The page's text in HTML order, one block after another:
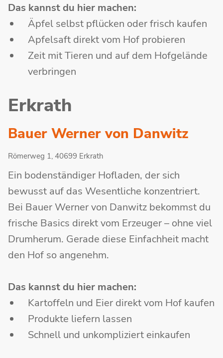
Das kannstdu hier machen:
Äpfel selbst pflücken oder frisch kaufen
Apfelsaft direkt vom Hof probieren
Zeit mit Tieren und auf dem Hofgelände
verbringen
Erkrath
Bauer Werner von Danwitz
Römerweg 1, 40699 Erkrath
Ein bodenständiger Hofladen, der sich
bewusst auf das Wesentliche konzentriert.
Bei Bauer Werner von Danwitz bekommst du
frische Basics direkt vom Erzeuger – ohne viel
Drumherum. Gerade diese Einfachheit macht
den Hof so angenehm.
Das kannst du hier machen:
Kartoffeln und Eier direkt vom Hof kaufen
Produkte liefern lassen
Schnell und unkompliziert einkaufen